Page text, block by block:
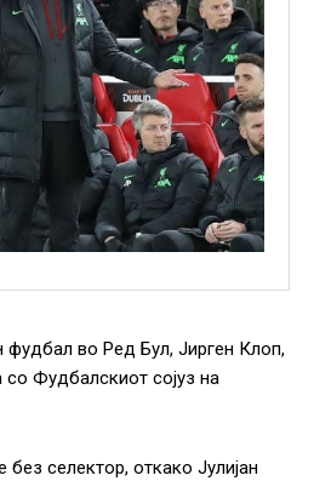
фудбал во Ред Бул, Јирген Клоп,
Фудбалскиот сојуз на
селектор, откако Јулијан